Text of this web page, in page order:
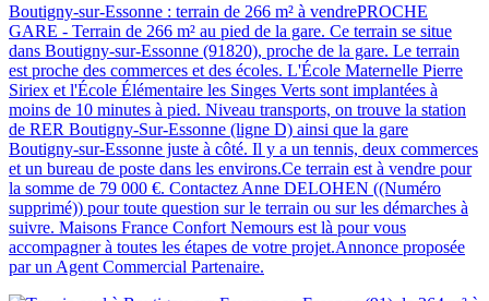
Boutigny-sur-Essonne : terrain de 266 m² à vendrePROCHE
GARE - Terrain de 266 m² au pied de la gare. Ce terrain se situe
dans Boutigny-sur-Essonne (91820), proche de la gare. Le terrain
est proche des commerces et des écoles. L'École Maternelle Pierre
Siriex et l'École Élémentaire les Singes Verts sont implantées à
moins de 10 minutes à pied. Niveau transports, on trouve la station
de RER Boutigny-Sur-Essonne (ligne D) ainsi que la gare
Boutigny-sur-Essonne juste à côté. Il y a un tennis, deux commerces
et un bureau de poste dans les environs.Ce terrain est à vendre pour
la somme de 79 000 €. Contactez Anne DELOHEN ((Numéro
supprimé)) pour toute question sur le terrain ou sur les démarches à
suivre. Maisons France Confort Nemours est là pour vous
accompagner à toutes les étapes de votre projet.Annonce proposée
par un Agent Commercial Partenaire.